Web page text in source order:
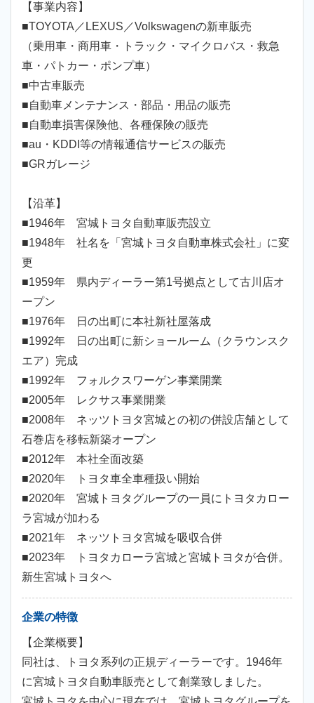
【事業内容】
■TOYOTA／LEXUS／Volkswagenの新車販売
（乗用車・商用車・トラック・マイクロバス・救急
車・パトカー・ポンプ車）
■中古車販売
■自動車メンテナンス・部品・用品の販売
■自動車損害保険他、各種保険の販売
■au・KDDI等の情報通信サービスの販売
■GRガレージ
【沿革】
■1946年 宮城トヨタ自動車販売設立
■1948年 社名を「宮城トヨタ自動車株式会社」に変
更
■1959年 県内ディーラー第1号拠点として古川店オ
ープン
■1976年 日の出町に本社新社屋落成
■1992年 日の出町に新ショールーム（クラウンスク
エア）完成
■1992年 フォルクスワーゲン事業開業
■2005年 レクサス事業開業
■2008年 ネッツトヨタ宮城との初の併設店舗として
石巻店を移転新築オープン
■2012年 本社全面改築
■2020年 トヨタ車全車種扱い開始
■2020年 宮城トヨタグループの一員にトヨタカロー
ラ宮城が加わる
■2021年 ネッツトヨタ宮城を吸収合併
■2023年 トヨタカローラ宮城と宮城トヨタが合併。
新生宮城トヨタへ
企業の特徴
【企業概要】
同社は、トヨタ系列の正規ディーラーです。1946年
に宮城トヨタ自動車販売として創業致しました。